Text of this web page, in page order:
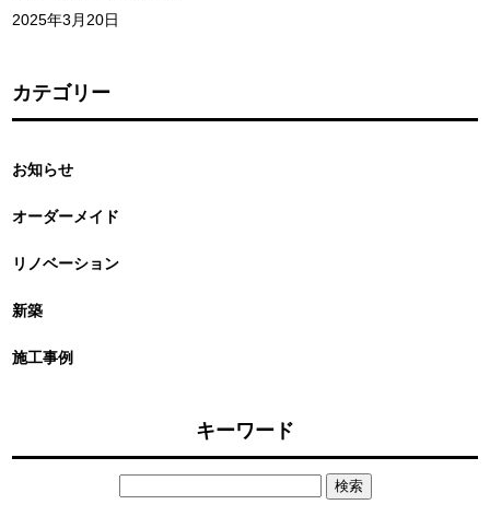
2025年3月20日
カテゴリー
お知らせ
オーダーメイド
リノベーション
新築
施工事例
キーワード